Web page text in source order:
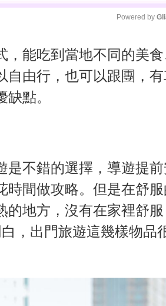
M
Powered by
，能吃到當地不同的美
自由行，也可以跟團，
點。
不錯的選擇，導遊提前
時間做攻略。但是在舒
的地方，沒有在家裡舒
，出門旅遊這幾樣物品